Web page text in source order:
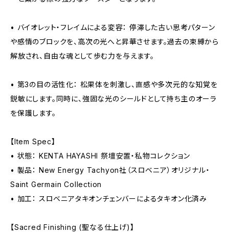
• バイオレット・フレイムによる変容： 停滞した古い思考パターン
や感情のブロックを、高次の光へと昇華させます。過去の束縛から
解放され、自由な魂として歩む力を与えます。
• 第3の目の活性化： 松果体を刺激し、直感や多次元的な知覚を
鋭敏にします。同時に、強固な光のシールドとして持ち主のオーラ
を保護します。
【Item Spec】
• 状態： KENTA HAYASHI 祭壇安置・私物コレクション
• 製品： New Energy Tachyon社（スロベニア）オリジナル・
Saint Germain Collection
• 加工： スロベニアタキオンチェンバーによるタキオン化済み
【Sacred Finishing (聖なる仕上げ)】